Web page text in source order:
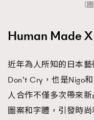
（
Human Made
近年為人所知的日本
Don’t Cry，也是Nigo
人合作不僅多次帶來
圖案和字體，引發時